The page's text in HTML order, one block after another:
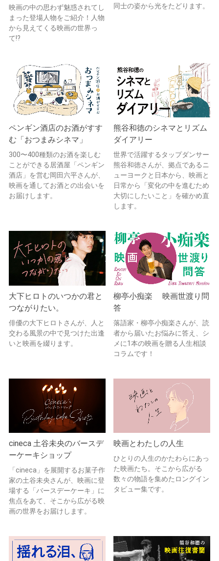
映画の中の思わず魅惑されてし
まった登場人物をご紹介！人物
から見えてくる映画の世界っ
て!?
同士の姿から光をたどります。
ペンギン酒店のお酒がすす
む「おつまみシネマ」
300〜400種類のお酒を楽しむ
ことができる居酒屋「ペンギン
酒店」を営む岡田六平さんが、
映画を通してお酒との出会いを
お届けします。
熊谷和徳のシネマとリズム
ダイアリー
世界で活躍するタップダンサー
熊谷和徳さんが、拠点であるニ
ューヨークと日本から、映画と
日常から「変化の中を進むため
大切にしたいこと」を確かめ直
します。
大下ヒロトのいつかの君と
つながりたい。
俳優の大下ヒロトさんが、人と
交わる風景の中で見つけた出逢
いと映画を綴ります。
柳亭小痴楽 映画世渡り問
答
落語家・柳亭小痴楽さんが、読
者から届いたお悩みに答え、シ
メに1本の映画を贈る人生相談
コラムです！
cineca 土谷未央のバースデ
ーケーキショップ
「cineca」を展開するお菓子作
家の土谷未央さんが、映画に登
場する「バースデーケーキ」に
焦点をあて、そこから広がる映
画の世界をお届けします。
映画とわたしの人生
ひとりの人生のかたわらにあっ
た映画たち。そこから広がる
数々の物語を集めたロングイン
タビュー集です。